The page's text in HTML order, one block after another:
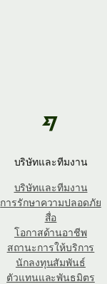
บริษัทและทีมงาน
บริษัทและทีมงาน
การรักษาความปลอดภัย
สื่อ
โอกาสด้านอาชีพ
สถานะการให้บริการ
นักลงทุนสัมพันธ์
ตัวแทนและพันธมิตร